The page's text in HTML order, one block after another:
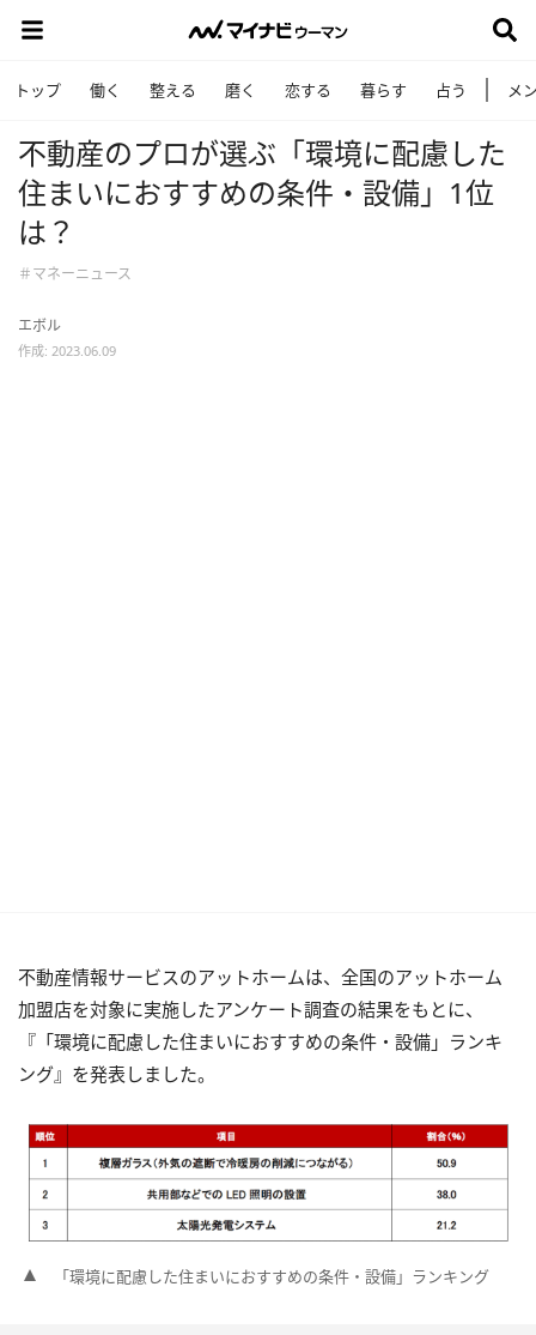
トップ 働く 整える 磨く 恋する 暮らす 占う メ
不動産のプロが選ぶ「環境に配慮した
住まいにおすすめの条件・設備」1位
は？
＃マネーニュース
エボル
作成: 2023.06.09
不動産情報サービスのアットホームは、全国のアットホーム
加盟店を対象に実施したアンケート調査の結果をもとに、
『「環境に配慮した住まいにおすすめの条件・設備」ランキ
ング』を発表しました。
「環境に配慮した住まいにおすすめの条件・設備」ランキング